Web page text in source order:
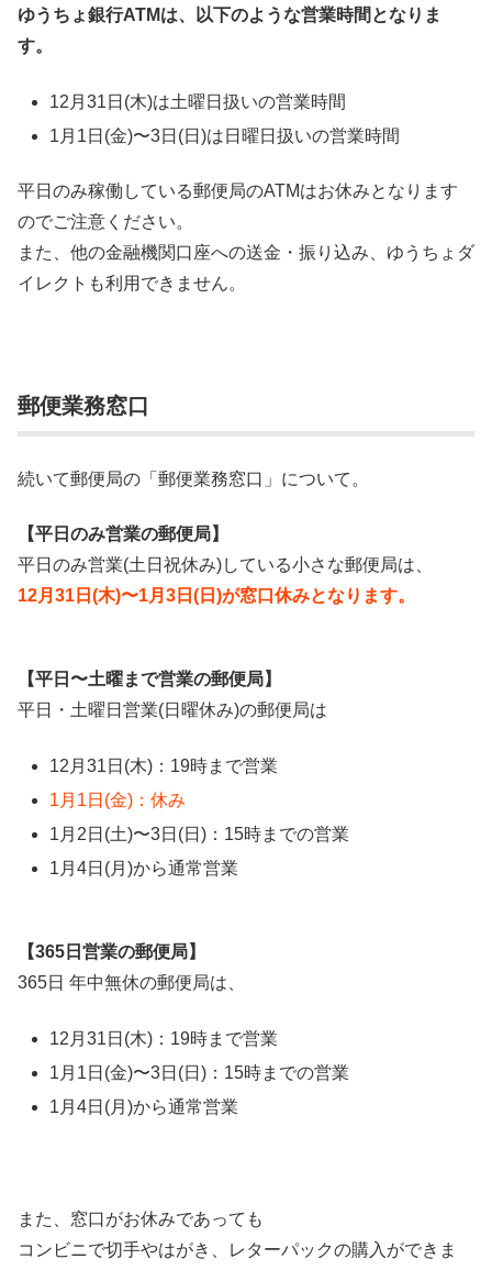
ゆうちょ銀行ATMは、以下のような営業時間となりま
す。
12月31日(木)は土曜日扱いの営業時間
1月1日(金)〜3日(日)は日曜日扱いの営業時間
平日のみ稼働している郵便局のATMはお休みとなります
のでご注意ください。
また、他の金融機関口座への送金・振り込み、ゆうちょダ
イレクトも利用できません。
郵便業務窓口
続いて郵便局の「郵便業務窓口」について。
【平日のみ営業の郵便局】
平日のみ営業(土日祝休み)している小さな郵便局は、
12月31日(木)〜1月3日(日)が窓口休みとなります。
【平日〜土曜まで営業の郵便局】
平日・土曜日営業(日曜休み)の郵便局は
12月31日(木)：19時まで営業
1月1日(金)：休み
1月2日(土)〜3日(日)：15時までの営業
1月4日(月)から通常営業
【365日営業の郵便局】
365日 年中無休の郵便局は、
12月31日(木)：19時まで営業
1月1日(金)〜3日(日)：15時までの営業
1月4日(月)から通常営業
また、窓口がお休みであっても
コンビニで切手やはがき、レターパックの購入ができま